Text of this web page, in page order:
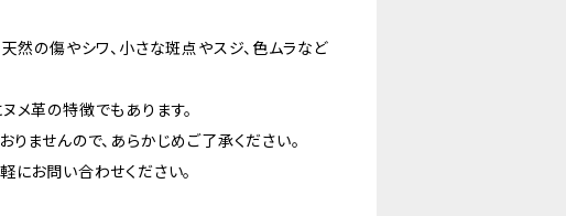
然の傷やシワ、小さな斑点やスジ、色ムラなど
メ革の特徴でもあります。
ませんので、あらかじめご了承ください。
にお問い合わせください。